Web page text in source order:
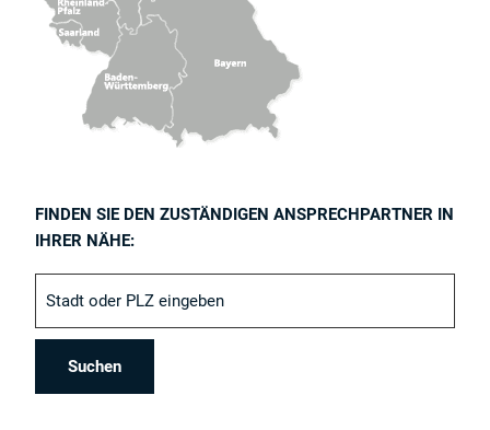
FINDEN SIE DEN ZUSTÄNDIGEN ANSPRECHPARTNER IN
IHRER NÄHE: